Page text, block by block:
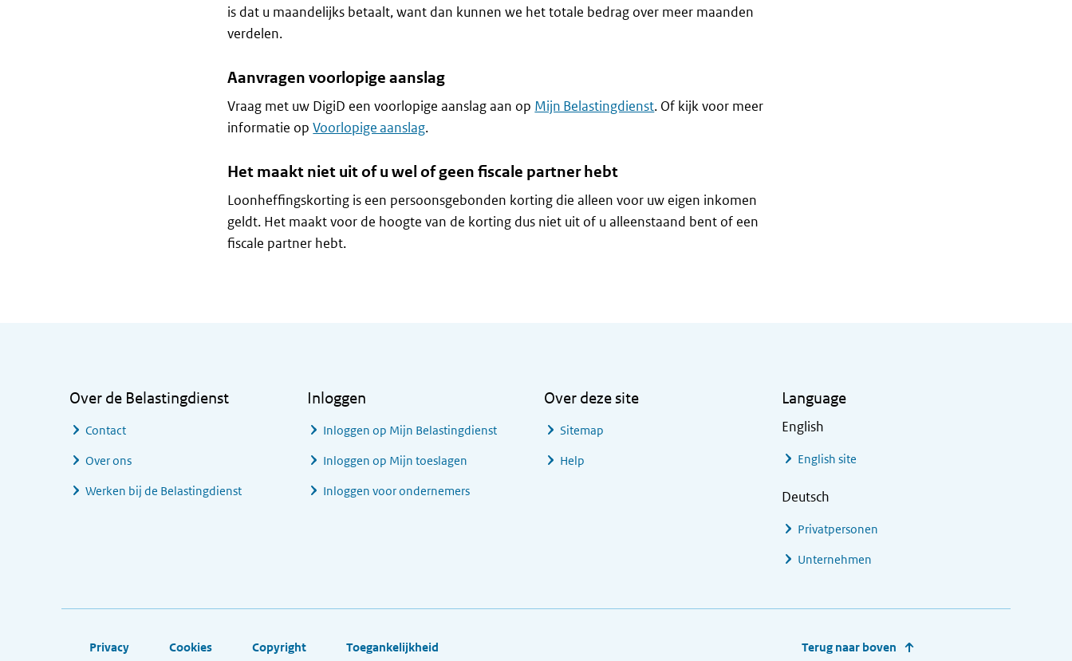
is dat u maandelijks betaalt, want dan kunnen we het totale bedrag over meer maanden
verdelen.
Aanvragen voorlopige aanslag
Vraag met uw DigiD een voorlopige aanslag aan op Mijn Belastingdienst. Of kijk voor meer
informatie opVoorlopige aanslag.
Het maakt niet uit of u wel of geen fiscale partner hebt
Loonheffingskorting is een persoonsgebonden korting die alleen voor uw eigen inkomen
geldt. Het maakt voor de hoogte van de korting dus niet uit of u alleenstaand bent of een
fiscale partner hebt.
Over de Belastingdienst
Contact
Over ons
Werken bij de Belastingdienst
Inloggen
Inloggen op Mijn Belastingdienst
Inloggen op Mijn toeslagen
Inloggen voor ondernemers
Over deze site
Sitemap
Help
Language
English
English site
Deutsch
Privatpersonen
Unternehmen
Footer links
Privacy Cookies Copyright Toegankelijkheid Terug naar boven